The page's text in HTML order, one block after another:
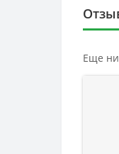
Еще